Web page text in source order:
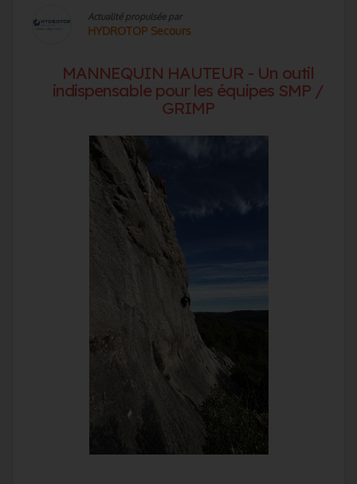
Actualité propulsée par
HYDROTOP Secours
MANNEQUIN HAUTEUR - Un outil
indispensable pour les équipes SMP /
GRIMP